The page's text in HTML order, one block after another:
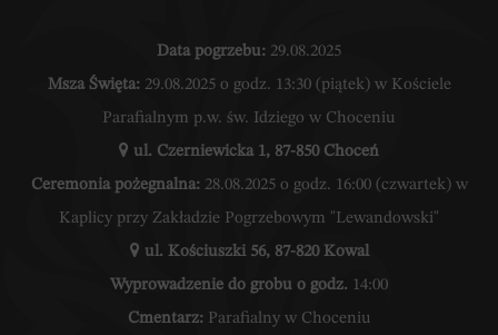
Data pogrzebu: 29.08.2025
Msza Święta: 29.08.2025 o godz. 13:30 (piątek) w Kościele
Parafialnym p.w. św. Idziego w Choceniu
ul. Czerniewicka 1, 87-850 Choceń
Ceremonia pożegnalna: 28.08.2025 o godz. 16:00 (czwartek) w
Kaplicy przy Zakładzie Pogrzebowym "Lewandowski"
ul. Kościuszki 56, 87-820 Kowal
Wyprowadzenie do grobu o godz. 14:00
Cmentarz: Parafialny w Choceniu